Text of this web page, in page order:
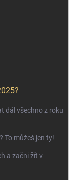
dál všechno z roku
To můžeš jen ty!
a začni žít v